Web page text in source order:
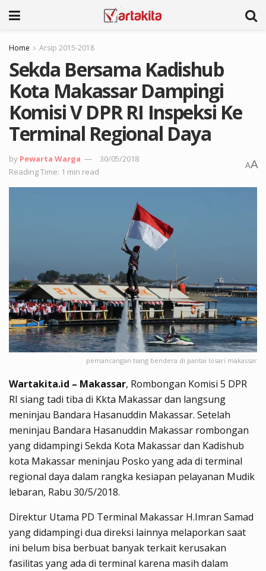
Home Arsip 2015-2018
Sekda Bersama Kadishub
Kota Makassar Dampingi
Komisi V DPR RI Inspeksi Ke
Terminal Regional Daya
by Pewarta Warga
30/05/2018
Reading Time: 1 min read
AA
pemancangan tiang bendera di pantai losari makassar
Wartakita.id – Makassar, Rombongan Komisi 5 DPR
RI siang tadi tiba di Kkta Makassar dan langsung
meninjau Bandara Hasanuddin Makassar. Setelah
meninjau Bandara Hasanuddin Makassar rombongan
yang didampingi Sekda Kota Makassar dan Kadishub
kota Makassar meninjau Posko yang ada di terminal
regional daya dalam rangka kesiapan pelayanan Mudik
lebaran, Rabu 30/5/2018.
Direktur Utama PD Terminal Makassar H.Imran Samad
yang didampingi dua direksi lainnya melaporkan saat
ini belum bisa berbuat banyak terkait kerusakan
fasilitas yang ada di terminal karena masih dalam